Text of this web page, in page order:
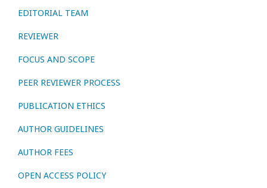
EDITORIAL TEAM
REVIEWER
FOCUS AND SCOPE
PEER REVIEWER PROCESS
PUBLICATION ETHICS
AUTHOR GUIDELINES
AUTHOR FEES
OPEN ACCESS POLICY